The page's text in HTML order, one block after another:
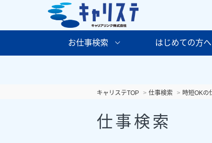
お仕事検索 はじめての方へ
キャリステTOP 仕事検索 時短OKの
仕事検索